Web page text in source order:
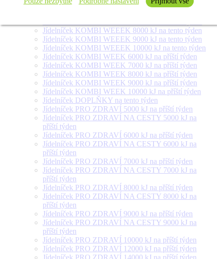
Jídelníček SALÁT + na tento týden
Jídelníček KOMBI WEEEK 8000 kJ na tento týden
Jídelníček KOMBI WEEEK 9000 kJ na tento týden
Jídelníček KOMBI WEEEK 10000 kJ na tento týden
Jídelníček KOMBI WEEK 6000 kJ na příští týden
Jídelníček KOMBI WEEK 7000 kJ na příští týden
Jídelníček KOMBI WEEK 8000 kJ na příští týden
Jídelníček KOMBI WEEK 9000 kJ na příští týden
Jídelníček KOMBI WEEK 10000 kJ na příští týden
Jídelníček DOPLŇKY na tento týden
Jídelníček PRO ZDRAVÍ 5000 kJ na příští týden
Jídelníček PRO ZDRAVÍ NA CESTY 5000 kJ na
příští týden
Jídelníček PRO ZDRAVÍ 6000 kJ na příští týden
Jídelníček PRO ZDRAVÍ NA CESTY 6000 kJ na
příští týden
Jídelníček PRO ZDRAVÍ 7000 kJ na příští týden
Jídelníček PRO ZDRAVÍ NA CESTY 7000 kJ na
příští týden
Jídelníček PRO ZDRAVÍ 8000 kJ na příští týden
Jídelníček PRO ZDRAVÍ NA CESTY 8000 kJ na
příští týden
Jídelníček PRO ZDRAVÍ 9000 kJ na příští týden
Jídelníček PRO ZDRAVÍ NA CESTY 9000 kJ na
příští týden
Jídelníček PRO ZDRAVÍ 10000 kJ na příští týden
Jídelníček PRO ZDRAVÍ 12000 kJ na příští týden
Jídelníček PRO ZDRAVÍ 14000 kJ na příští týden